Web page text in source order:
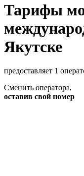
Тарифы
Якутске
предоставляет 1
Сменить оператора,
оставив свой номер